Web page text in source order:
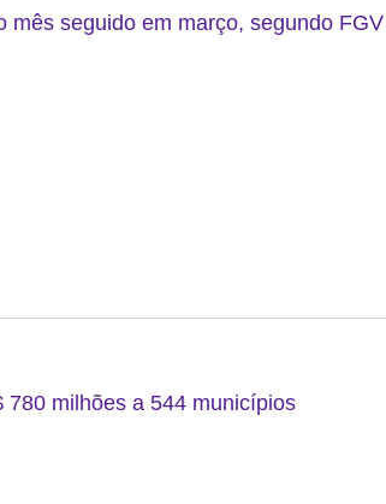
mês seguido em março, segundo
780 milhões a 544 municípios